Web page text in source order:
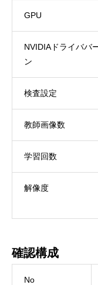
GPU
NVIDIAドライババ
ン
検査設定
教師画像数
学習回数
解像度
確認構成
No